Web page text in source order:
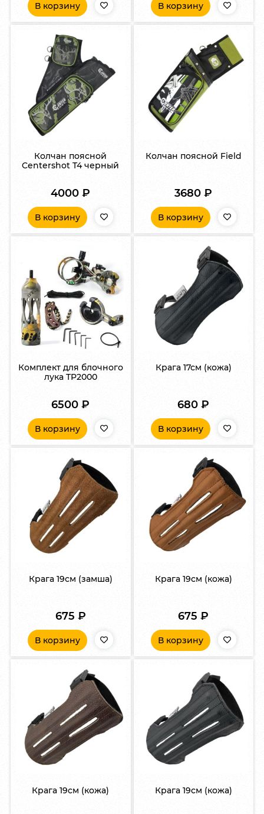
В корзину В корзину
Колчан поясной
Centershot T4 черный
4000₽
В корзину
Колчан поясной Field
3680₽
В корзину
Комплект для блочного
лука TP2000
6500₽
В корзину
Крага 17см (кожа)
680₽
В корзину
Крага 19см (замша)
675 ₽
В корзину
Крага 19см (кожа)
675₽
В корзину
Крага 19см (кожа) Крага 19см (кожа)